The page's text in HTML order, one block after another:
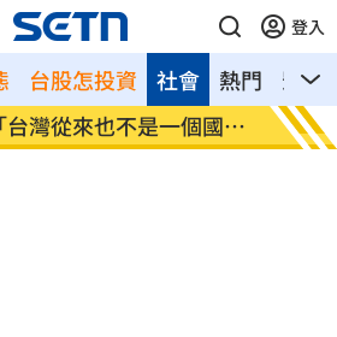
登入
台股怎投資 熱門 影音
社會
灣從來也不是一個國
身價
做